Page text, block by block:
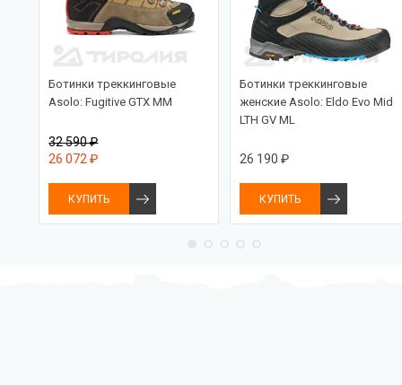
Ботинки треккинговые
Asolo: Fugitive GTX MM
32 590 ₽
26 072 ₽
КУПИТЬ
Ботинки треккинговые
женские Asolo: Eldo Evo Mid
LTH GV ML
26 190 ₽
КУПИТЬ